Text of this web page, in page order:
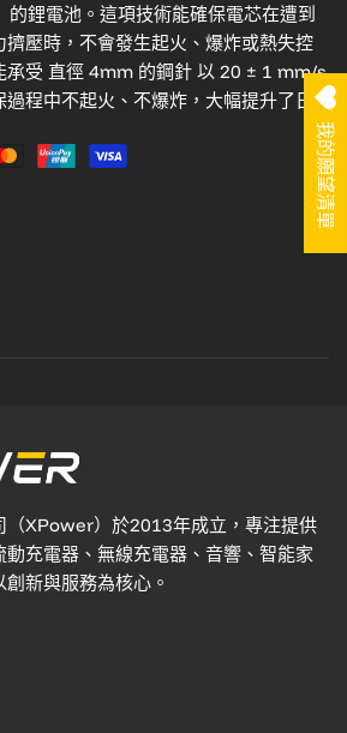
鋰電池。這項技術能確保電芯在遭到
壓時，不會發生起火、爆炸或熱失控
承受 直徑 4mm 的鋼針 以 20 ± 1 mm/s
程中不起火、不爆炸，大幅提升了日
（XPower）於2013年成立，專注提供
充電器、無線充電器、音響、智能家
新與服務為核心。
我的願望清單